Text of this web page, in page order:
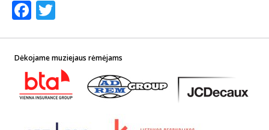
Facebook
Dėkojame muziejaus rėmėjams